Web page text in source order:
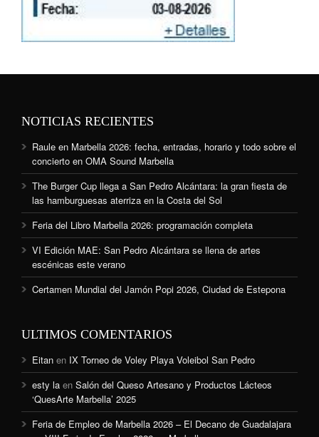
NOTICIAS RECIENTES
Raule en Marbella 2026: fecha, entradas, horario y todo sobre el
concierto en OMA Sound Marbella
The Burger Cup llega a San Pedro Alcántara: la gran fiesta de
las hamburguesas aterriza en la Costa del Sol
Feria del Libro Marbella 2026: programación completa
VI Edición MAE: San Pedro Alcántara se llena de artes
escénicas este verano
Certamen Mundial del Jamón Popi 2026, Ciudad de Estepona
ULTIMOS COMENTARIOS
Eitan en IX Torneo de Voley Playa Voleibol San Pedro
esty la en Salón del Queso Artesano y Productos Lácteos
‘QuesArte Marbella’ 2025
Feria de Empleo de Marbella 2026 – El Decano de Guadalajara